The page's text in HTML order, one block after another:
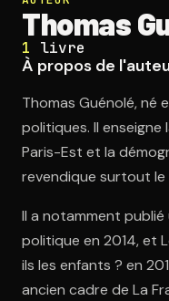
Thomas
1 livre
À propos de
Thomas Guénolé, né
politiques. Il enseigne
Paris-Est et la
revendique surtout le
Il a notamment
politique en 2014, et
ils les enfants ? en
ancien cadre de La